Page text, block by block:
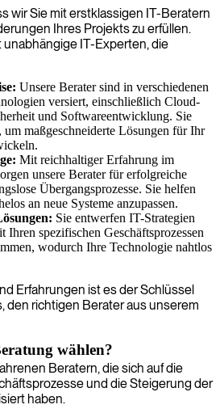
und Geschäftsfachleute zur
Lösungen für die Bedürfnisse Ihrer
wir Sie mit erstklassigen IT-Beratern
Ihres Projekts zu erfüllen.
IT-Experten, die
Unsere Berater sind in verschiedenen
versiert, einschließlich Cloud-
und Softwareentwicklung. Sie
um maßgeschneiderte Lösungen für Ihr
Mit reichhaltiger Erfahrung im
unsere Berater für erfolgreiche
Übergangsprozesse. Sie helfen
an neue Systeme anzupassen.
Sie entwerfen IT-Strategien
Ihren spezifischen Geschäftsprozessen
wodurch Ihre Technologie nahtlos
Erfahrungen ist es der Schlüssel
den richtigen Berater aus unserem
wählen?
Beratern, die sich auf die
und die Steigerung der
haben.